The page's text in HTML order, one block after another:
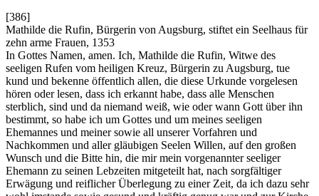
[386]
Mathilde die Rufin, Bürgerin von Augsburg, stiftet ein Seelhaus für
zehn arme Frauen, 1353
In Gottes Namen, amen. Ich, Mathilde die Rufin, Witwe des
seeligen Rufen vom heiligen Kreuz, Bürgerin zu Augsburg, tue
kund und bekenne öffentlich allen, die diese Urkunde vorgelesen
hören oder lesen, dass ich erkannt habe, dass alle Menschen
sterblich, sind und da niemand weiß, wie oder wann Gott über ihn
bestimmt, so habe ich um Gottes und um meines seeligen
Ehemannes und meiner sowie all unserer Vorfahren und
Nachkommen und aller gläubigen Seelen Willen, auf den großen
Wunsch und die Bitte hin, die mir mein vorgenannter seeliger
Ehemann zu seinen Lebzeiten mitgeteilt hat, nach sorgfältiger
Erwägung und reiflicher Überlegung zu einer Zeit, da ich dazu sehr